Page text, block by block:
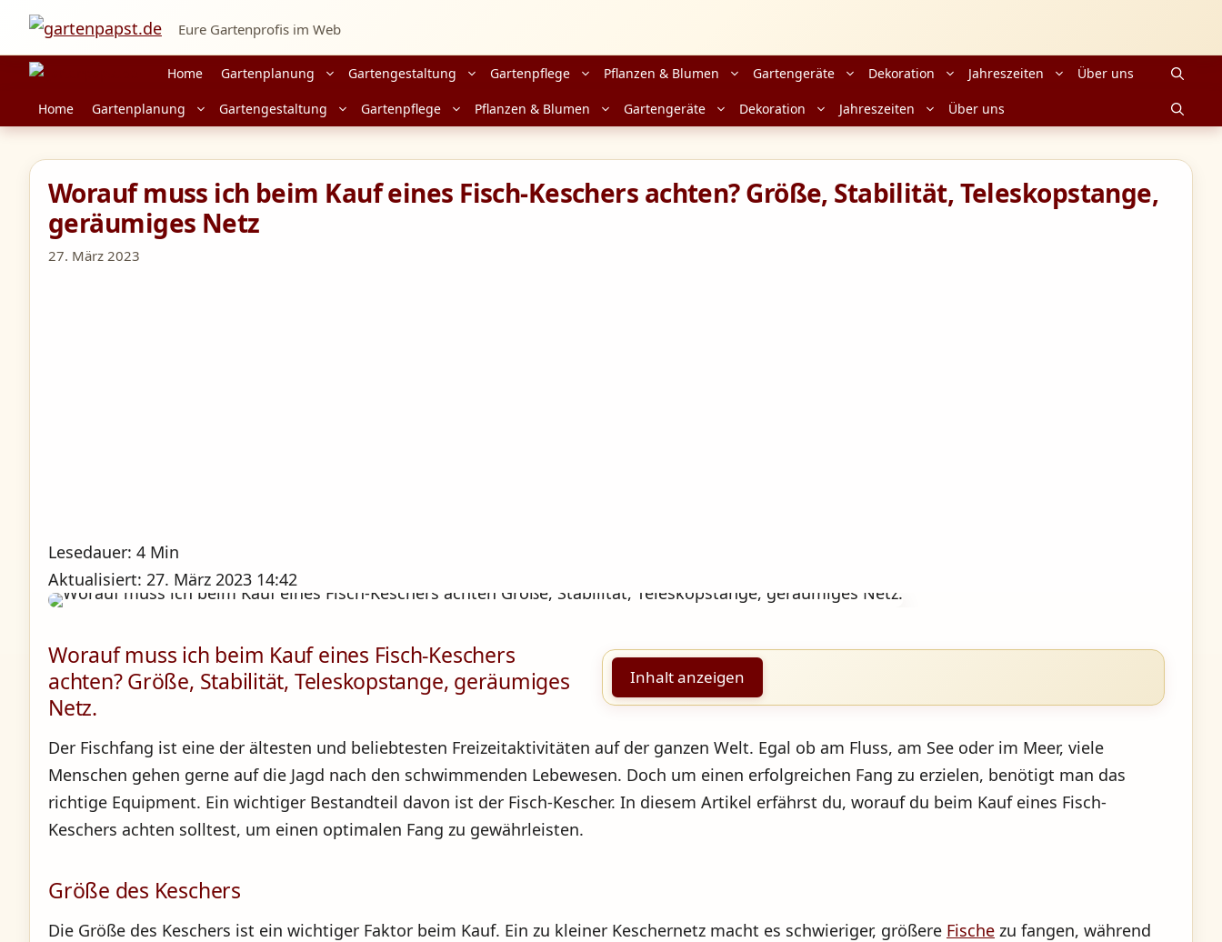
Zum
springen
Eure Gartenprofis im Web
Home Gartenplanung Gartengestaltung Gartenpflege Pflanzen & Blumen Gartengeräte Dekoration Jahreszeiten Über uns
Home Gartenplanung Gartengestaltung Gartenpflege Pflanzen & Blumen Gartengeräte Dekoration Jahreszeiten Über uns
Worauf muss ich beim Kauf eines Fisch-Keschers achten? Größe, Stabilität, Teleskopstange,
geräumiges Netz
27. März 2023
Lesedauer: 4 Min
Aktualisiert: 27. März 2023 14:42
Inhalt anzeigen
Worauf muss ich beim Kauf eines Fisch-Keschers
achten? Größe, Stabilität, Teleskopstange, geräumiges
Netz.
Der Fischfang ist eine der ältesten und beliebtesten Freizeitaktivitäten auf der ganzen Welt. Egal ob am Fluss, am See oder im Meer, viele
Menschen gehen gerne auf die Jagd nach den schwimmenden Lebewesen. Doch um einen erfolgreichen Fang zu erzielen, benötigt man das
richtige Equipment. Ein wichtiger Bestandteil davon ist der Fisch-Kescher. In diesem Artikel erfährst du, worauf du beim Kauf eines Fisch-
Keschers achten solltest, um einen optimalen Fang zu gewährleisten.
Größe des Keschers
Die Größe des Keschers ist ein wichtiger Faktor beim Kauf. Ein zu kleiner Keschernetz macht es schwieriger, größere Fische zu fangen, während